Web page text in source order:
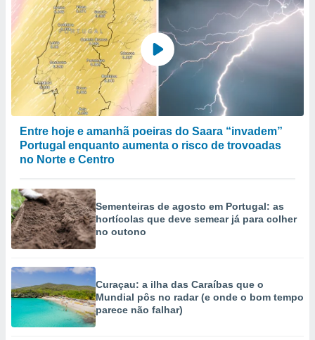
Entre hoje e amanhã poeiras do Saara “invadem”
Portugal enquanto aumenta o risco de trovoadas
no Norte e Centro
Sementeiras de agosto em Portugal: as
hortícolas que deve semear já para colher
no outono
Curaçau: a ilha das Caraíbas que o
Mundial pôs no radar (e onde o bom tempo
parece não falhar)